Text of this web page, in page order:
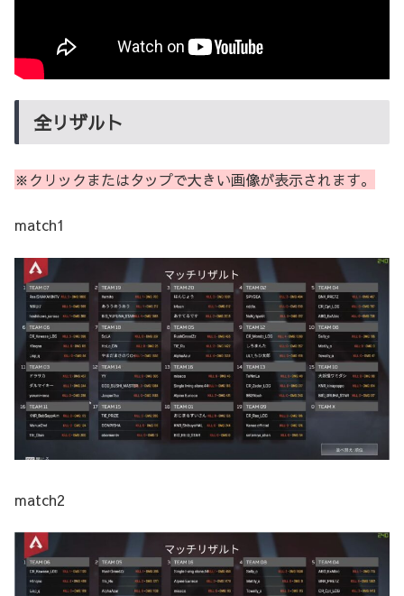
全リザルト
※クリックまたはタップで大きい画像が表示されます。
match1
match2